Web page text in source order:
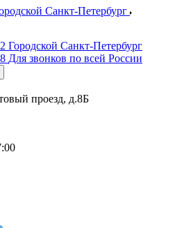
Санкт-Петербург
Городской Санкт-Петербург
Для звонков по всей России
проезд, д.8Б